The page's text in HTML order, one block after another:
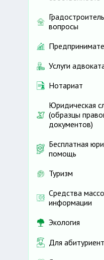
вопросы
Услуги
Нотариат
Юридическая
(образцы
документов)
Бесплатная
помощь
Туризм
Средства
информации
Экология
Для